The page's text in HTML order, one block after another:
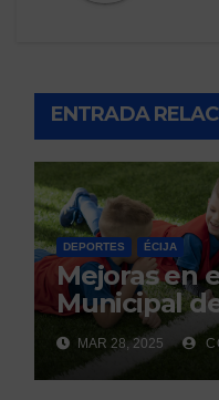
ENTRADA
DEPORTES ÉCIJA
Mejoras en
Municipal
Renovación
Continuo.
MAR 28, 2025